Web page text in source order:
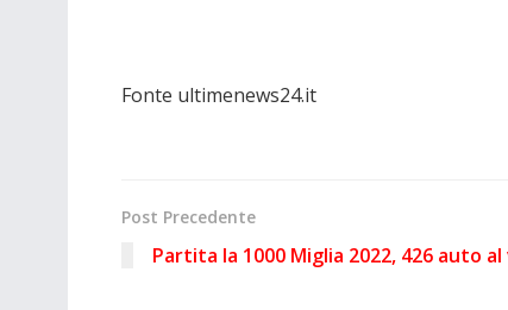
Fonte ultimenews24.it
Post Precedente
Partita la 1000 Miglia 2022, 426 auto al